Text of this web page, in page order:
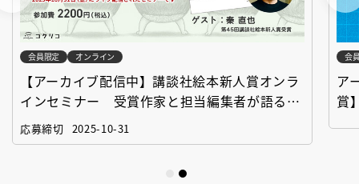
会員限定 オンライン
【アーカイブ配信中】講談社絵本新人賞オンラ
インセミナー 受賞作家と担当編集者が語る
「絵本創作実践講座」
応募締切 2025-10-31
会
ア
賞